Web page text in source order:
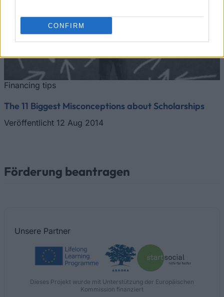
CONFIRM
Financing tips
The 11 Biggest Misconceptions about Scholarships
Veröffentlicht 12 Aug 2014
Förderung beantragen
Unsere Partner
Dieses Projekt wurde mit Unterstützung der Europäischen
Kommission finanziert